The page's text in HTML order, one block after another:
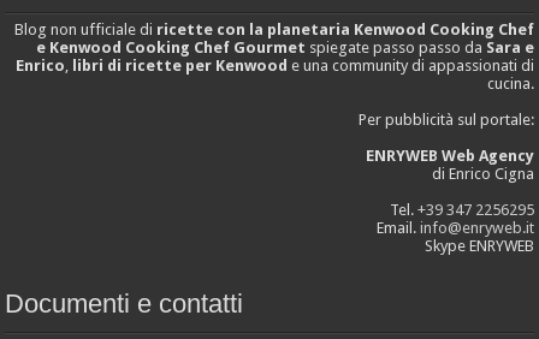
Blog non ufficiale di ricette con la planetaria Kenwood Cooking Chef
e Kenwood Cooking Chef Gourmet spiegate passo passo da Sara e
Enrico
libri di ricette per Kenwood e una community di appassionati di
cucina.
Per pubblicità sul portale:
ENRYWEB Web Agency
di Enrico Cigna
Tel. +39 347 2256295
Email. info@enryweb.it
Skype ENRYWEB
Documenti e contatti